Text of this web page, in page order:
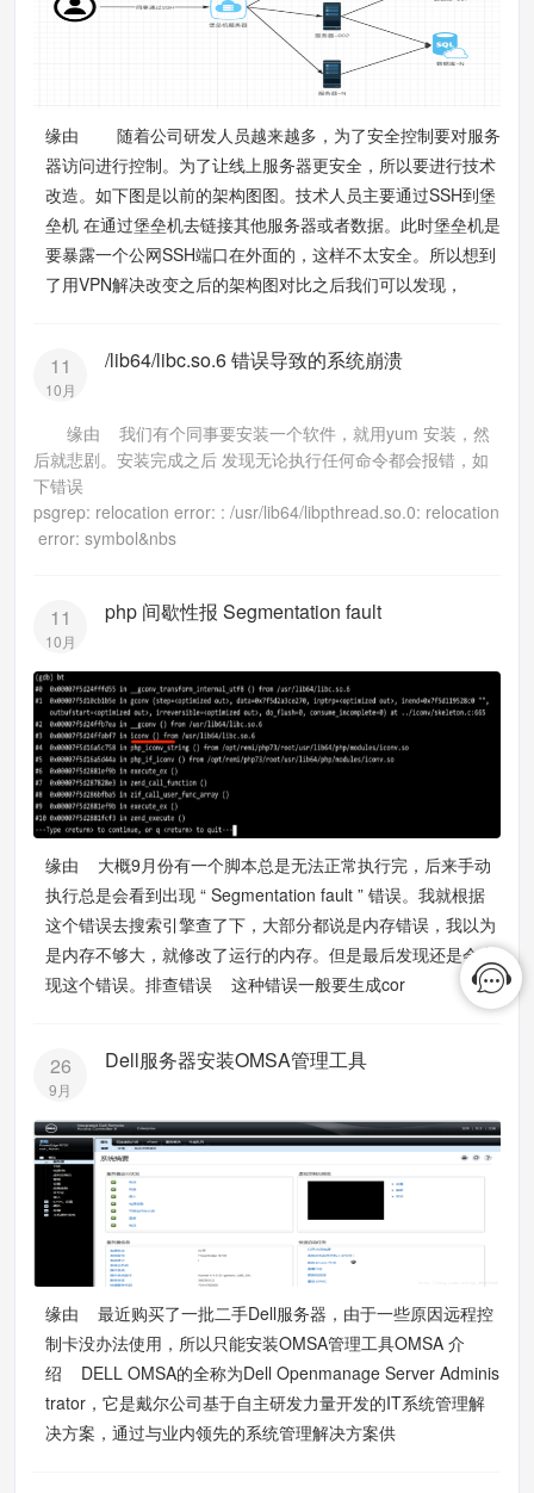
缘由 随着公司研发人员越来越多，为了安全控制要对服务
器访问进行控制。为了让线上服务器更安全，所以要进行技术
改造。如下图是以前的架构图图。技术人员主要通过SSH到堡
垒机 在通过堡垒机去链接其他服务器或者数据。此时堡垒机是
要暴露一个公网SSH端口在外面的，这样不太安全。所以想到
了用VPN解决改变之后的架构图对比之后我们可以发现，
11
10月
/lib64/libc.so.6 错误导致的系统崩溃
缘由 我们有个同事要安装一个软件，就用yum 安装，然
后就悲剧。安装完成之后 发现无论执行任何命令都会报错，如
下错误
psgrep: relocation error: : /usr/lib64/libpthread.so.0: relocation
error: symbol&nbs
11
10月
php 间歇性报 Segmentation fault
缘由 大概9月份有一个脚本总是无法正常执行完，后来手动
执行总是会看到出现 “ Segmentation fault ” 错误。我就根据
这个错误去搜索引擎查了下，大部分都说是内存错误，我以为
是内存不够大，就修改了运行的内存。但是最后发现还是会出
现这个错误。排查错误 这种错误一般要生成cor
26
9月
Dell服务器安装OMSA管理工具
缘由 最近购买了一批二手Dell服务器，由于一些原因远程控
制卡没办法使用，所以只能安装OMSA管理工具OMSA 介
绍 DELL OMSA的全称为Dell Openmanage Server Adminis
trator，它是戴尔公司基于自主研发力量开发的IT系统管理解
决方案，通过与业内领先的系统管理解决方案供